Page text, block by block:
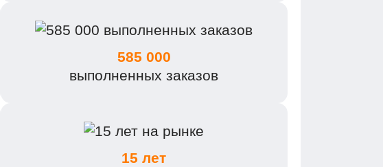
585 000
выполненных заказов
15 лет